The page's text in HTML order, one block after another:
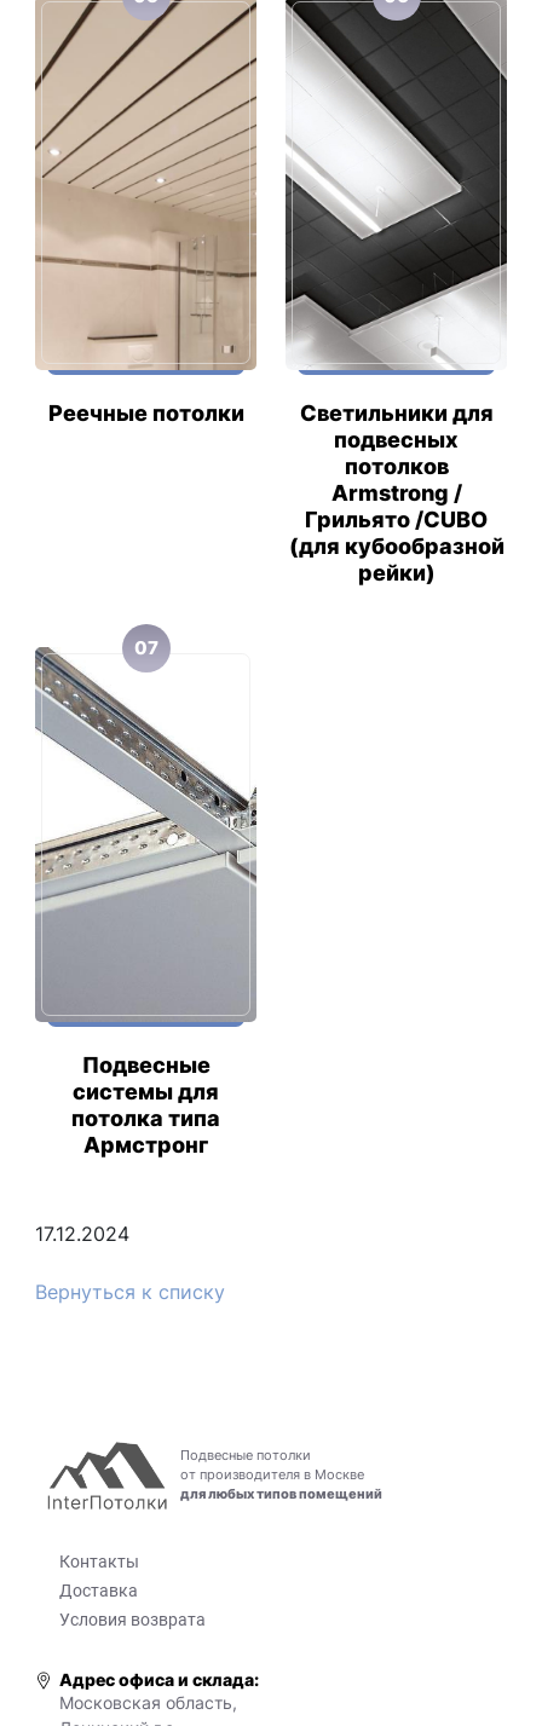
Реечные потолки
Светильники для
подвесных
потолков
Armstrong /
Грильято /CUBO
(для кубообразной
рейки)
07
Подвесные
системы для
потолка типа
Армстронг
17.12.2024
Вернуться к списку
Подвесные потолки
от производителя в Москве
для любых типов помещений
Контакты
Доставка
Условия возврата
Адрес офиса и склада:
Московская область,